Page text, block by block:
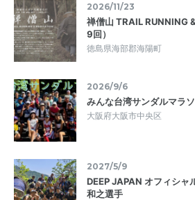
2026/11/23
禅僧山 TRAIL RUNNING
9回）
徳島県海部郡海陽町
2026/9/6
みんな台湾サンダルマラ
大阪府大阪市中央区
2027/5/9
DEEP JAPAN オフィシ
和之選手